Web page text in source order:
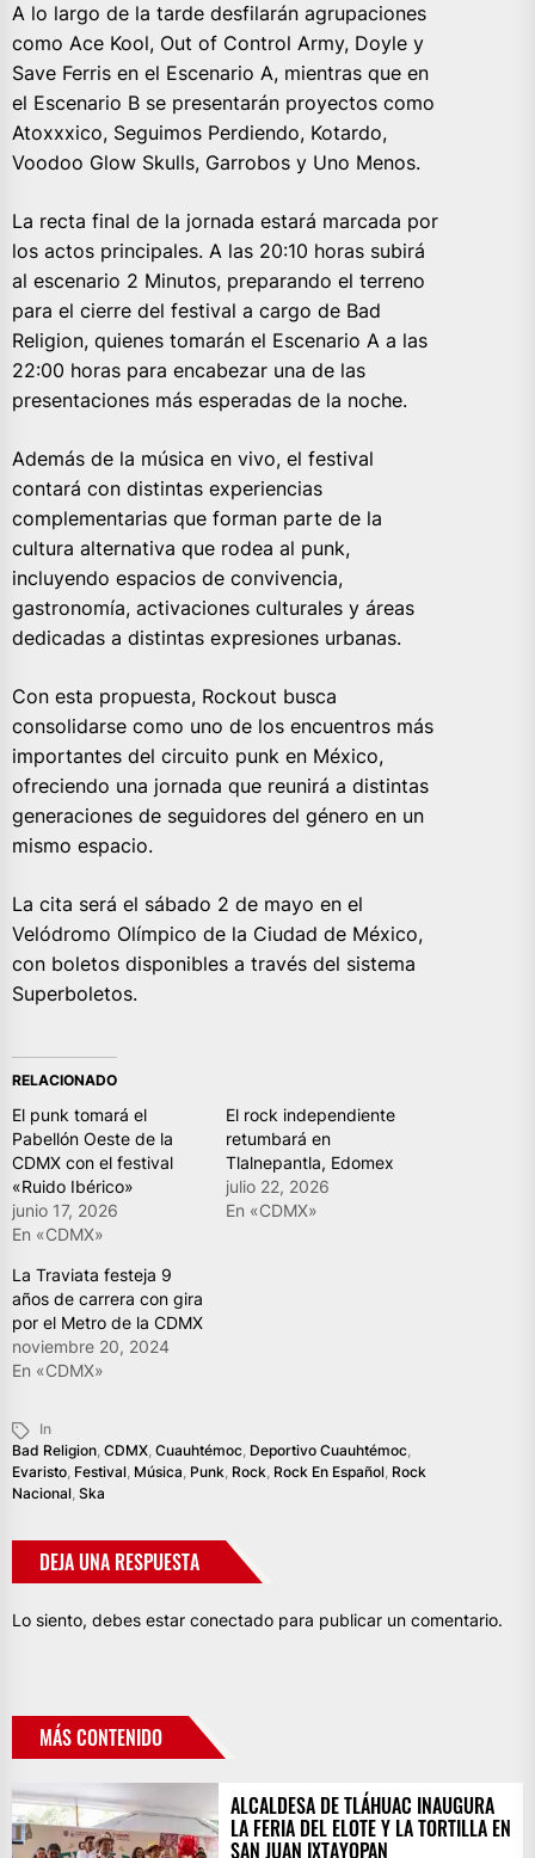
A lo largo de la tarde desfilarán agrupaciones
como Ace Kool, Out of Control Army, Doyle y
Save Ferris en el Escenario A, mientras que en
el Escenario B se presentarán proyectos como
Atoxxxico, Seguimos Perdiendo, Kotardo,
Voodoo Glow Skulls, Garrobos y Uno Menos.
La recta final de la jornada estará marcada por
los actos principales. A las 20:10 horas subirá
al escenario 2 Minutos, preparando el terreno
para el cierre del festival a cargo de Bad
Religion, quienes tomarán el Escenario A a las
22:00 horas para encabezar una de las
presentaciones más esperadas de la noche.
Además de la música en vivo, el festival
contará con distintas experiencias
complementarias que forman parte de la
cultura alternativa que rodea al punk,
incluyendo espacios de convivencia,
gastronomía, activaciones culturales y áreas
dedicadas a distintas expresiones urbanas.
Con esta propuesta, Rockout busca
consolidarse como uno de los encuentros más
importantes del circuito punk en México,
ofreciendo una jornada que reunirá a distintas
generaciones de seguidores del género en un
mismo espacio.
La cita será el sábado 2 de mayo en el
Velódromo Olímpico de la Ciudad de México,
con boletos disponibles a través del sistema
Superboletos.
RELACIONADO
El punk tomará el
Pabellón Oeste de la
CDMX con el festival
«Ruido Ibérico»
junio 17, 2026
En «CDMX»
El rock independiente
retumbará en
Tlalnepantla, Edomex
julio 22, 2026
En «CDMX»
La Traviata festeja 9
años de carrera con gira
por el Metro de la CDMX
noviembre 20, 2024
En «CDMX»
In
Bad Religion, CDMX, Cuauhtémoc, Deportivo Cuauhtémoc,
Evaristo, Festival, Música, Punk, Rock, Rock En Español, Rock
Nacional, Ska
DEJA UNA RESPUESTA
Lo siento, debes estar conectado para publicar un comentario.
MÁS CONTENIDO
ALCALDESA DE TLÁHUAC INAUGURA
LA FERIA DEL ELOTE Y LA TORTILLA EN
SAN JUAN IXTAYOPAN